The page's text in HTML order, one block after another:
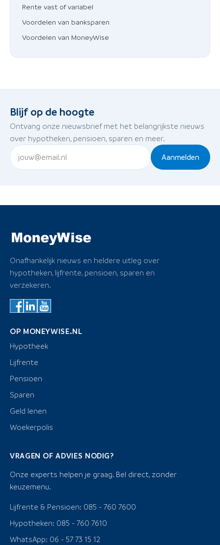
Rente vast of variabel
Voordelen van banksparen
Voordelen van MoneyWise
Blijf op de hoogte
Ontvang onze nieuwsbrief met het belangrijkste nieuws
over hypotheken, pensioen, sparen en meer.
Aanmelden
Onafhankelijk nieuws en heldere uitleg over
hypotheken, lijfrente, pensioen, sparen en
verzekeren.
OP MONEYWISE.NL
Hypotheek
Lijfrente
Pensioen
Sparen
Geld lenen
Woekerpolis
VRAGEN OF ADVIES NODIG?
Onze experts helpen je graag. Bel direct, zonder
keuzemenu.
Lijfrente & Pensioen: 085 - 760 7600
Hypotheken: 085 - 760 7610
WhatsApp: 06 - 57 73 15 12